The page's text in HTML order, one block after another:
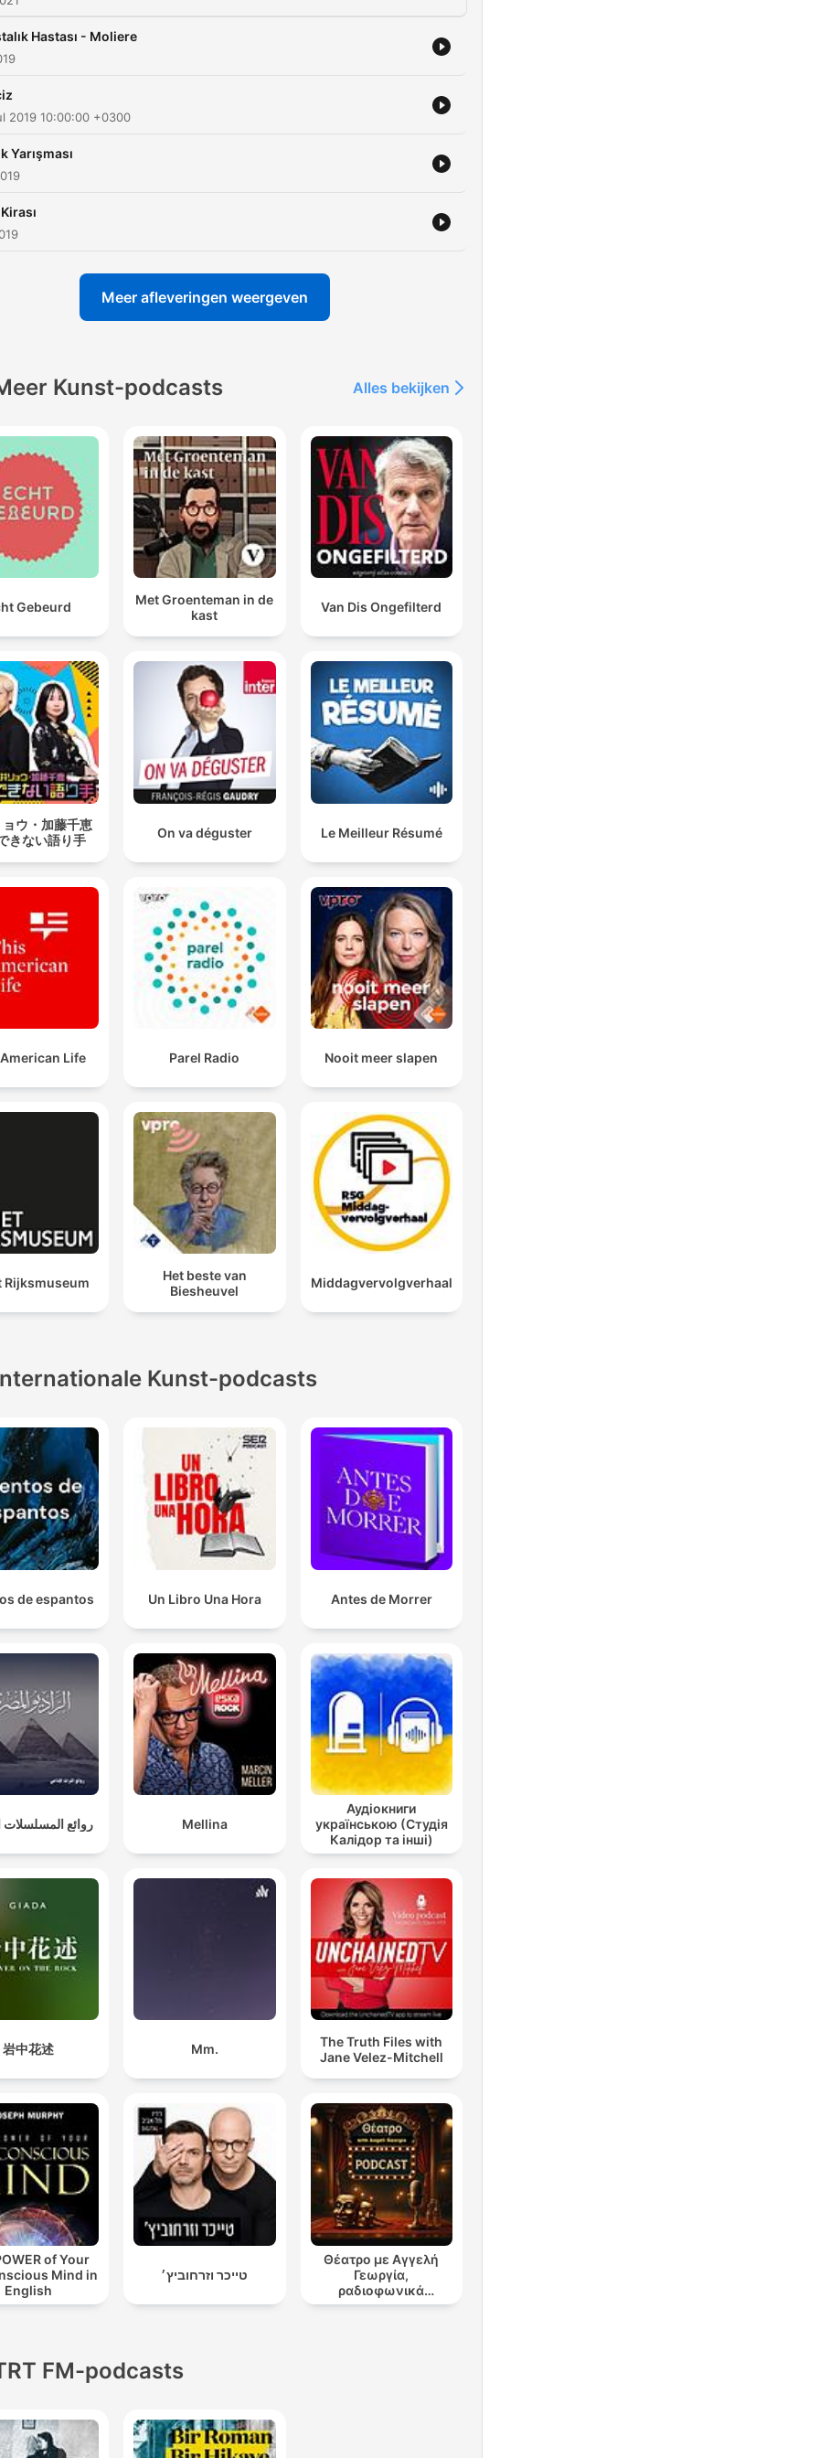
Hastası - Moliere
2019 10:00:00 +0300
Yarışması
Meer afleveringen weergeven
Kunst-podcasts Alles bekijken
Gebeurd
Met Groenteman in de
kast
Van Dis Ongefilterd
ウ・加藤千恵
きない語り手
On va déguster Le Meilleur Résumé
Life Parel Radio Nooit meer slapen
Rijksmuseum
Het beste van
Biesheuvel
Middagvervolgverhaal
Kunst-podcasts
de espantos Un Libro Una Hora Antes de Morrer
روائع المسلسلات Mellina
Аудіокниги
українською (Студія
Калідор та інші)
岩中花述 Mm.
The Truth Files with
Jane Velez-Mitchell
of Your
Mind in
English
טייכר וזרחוביץ׳
Θέατρο με Αγγελή
Γεωργία,
ραδιοφωνικά
θεατρικά έργα
FM-podcasts